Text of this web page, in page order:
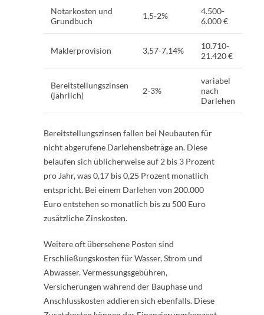
Notarkosten und
Grundbuch
1,5-2%
4.500-
6.000 €
Maklerprovision 3,57-7,14%
10.710-
21.420 €
Bereitstellungszinsen
(jährlich)
2-3%
variabel
nach
Darlehen
Bereitstellungszinsen fallen bei Neubauten für
nicht abgerufene Darlehensbeträge an. Diese
belaufen sich üblicherweise auf 2 bis 3 Prozent
pro Jahr, was 0,17 bis 0,25 Prozent monatlich
entspricht. Bei einem Darlehen von 200.000
Euro entstehen so monatlich bis zu 500 Euro
zusätzliche Zinskosten.
Weitere oft übersehene Posten sind
Erschließungskosten für Wasser, Strom und
Abwasser. Vermessungsgebühren,
Versicherungen während der Bauphase und
Anschlusskosten addieren sich ebenfalls. Diese